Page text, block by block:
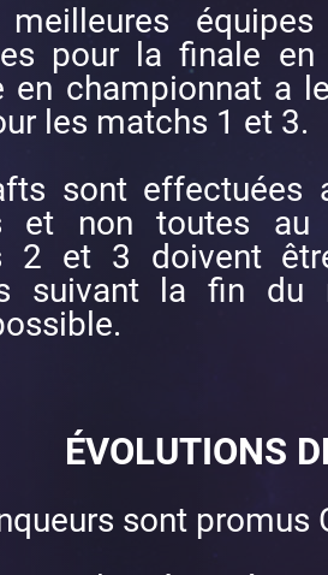
pour la finale en
en championnat a
les matchs 1 et 3.
sont
et non toutes
2 et 3 doivent
suivant la fin du
ÉVOLUTIONS
sont promus